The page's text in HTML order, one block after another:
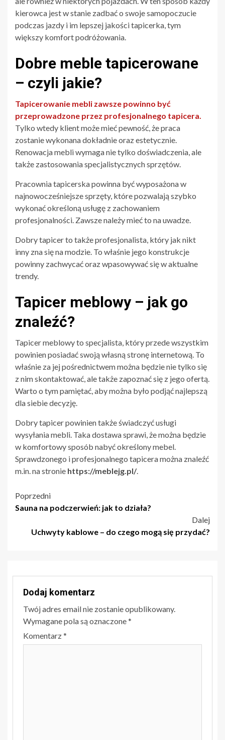
kierowca jest w stanie zadbać o swoje samopoczucie
podczas jazdy i im lepszej jakości tapicerka, tym
większy komfort podróżowania.
Dobre meble tapicerowane
– czyli jakie?
Tapicerowanie mebli zawsze powinno być
przeprowadzone przez profesjonalnego tapicera.
Tylko wtedy klient może mieć pewność, że praca
zostanie wykonana dokładnie oraz estetycznie.
Renowacja mebli wymaga nie tylko doświadczenia, ale
także zastosowania specjalistycznych sprzętów.
Pracownia tapicerska powinna być wyposażona w
najnowocześniejsze sprzęty, które pozwalają szybko
wykonać określoną usługę z zachowaniem
profesjonalności. Zawsze należy mieć to na uwadze.
Dobry tapicer to także profesjonalista, który jak nikt
inny zna się na modzie. To właśnie jego konstrukcje
powinny zachwycać oraz wpasowywać się w aktualne
trendy.
Tapicer meblowy – jak go
znaleźć?
Tapicer meblowy to specjalista, który przede wszystkim
powinien posiadać swoją własną stronę internetową. To
właśnie za jej pośrednictwem można będzie nie tylko się
z nim skontaktować, ale także zapoznać się z jego ofertą.
Warto o tym pamiętać, aby można było podjąć najlepszą
dla siebie decyzję.
Dobry tapicer powinien także świadczyć usługi
wysyłania mebli. Taka dostawa sprawi, że można będzie
w komfortowy sposób nabyć określony mebel.
Sprawdzonego i profesjonalnego tapicera można znaleźć
m.in. na stronie https://meblejg.pl/.
Nawigacja
wpisu
Poprzedni
Sauna na podczerwień: jak to działa?
Dalej
Uchwyty kablowe – do czego mogą się przydać?
Dodaj komentarz
Twój adres email nie zostanie opublikowany.
Wymagane pola są oznaczone*
Komentarz*